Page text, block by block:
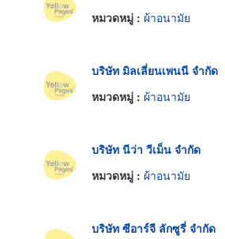
หมวดหมู่ : ผ้าอนามัย
บริษัท มิลเลี่ยนเพนนี จำกัด
หมวดหมู่ : ผ้าอนามัย
บริษัท นีว่า วีเม็น จำกัด
หมวดหมู่ : ผ้าอนามัย
บริษัท ซีอาร์จี ลักซูรี่ จำกัด